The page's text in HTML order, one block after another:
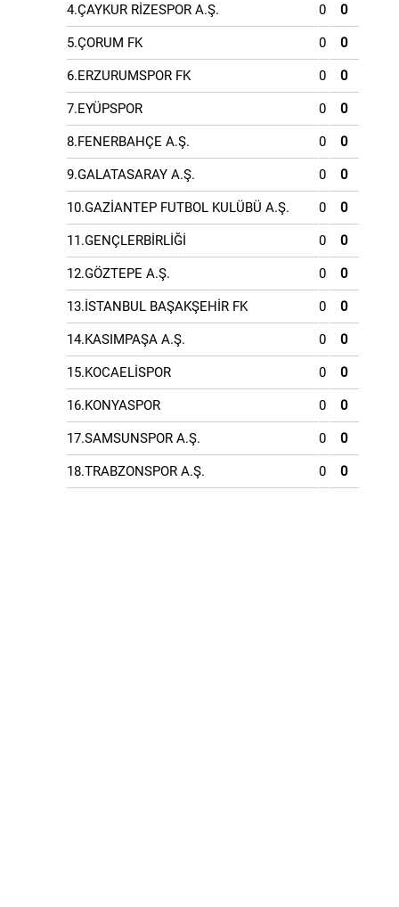
4.ÇAYKUR RİZESPOR A.Ş. 0 0
5.ÇORUM FK 0 0
6.ERZURUMSPOR FK 0 0
7.EYÜPSPOR 0 0
8.FENERBAHÇE A.Ş. 0 0
9.GALATASARAY A.Ş. 0 0
10.GAZİANTEP FUTBOL KULÜBÜ A.Ş. 0 0
11.GENÇLERBİRLİĞİ 0 0
12.GÖZTEPE A.Ş. 0 0
13.İSTANBUL BAŞAKŞEHİR FK 0 0
14.KASIMPAŞA A.Ş. 0 0
15.KOCAELİSPOR 0 0
16.KONYASPOR 0 0
17.SAMSUNSPOR A.Ş. 0 0
18.TRABZONSPOR A.Ş. 0 0